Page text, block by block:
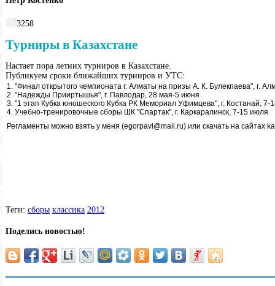
3258
Турниры в Казахстане
Настает пора летних турниров в Казахстане.
Публикуем сроки ближайших турниров и УТС:
1. "Финал открытого чемпионата г. Алматы на призы А. К. Булекпаева", г.
2. "Надежды Прииртышья", г. Павлодар, 28 мая-5 июня
3. "1 этап Кубка юношеского Кубка РК Мемориал Уфимцева", г. Костанай, 7-
4. Учебно-тренировочные сборы ШК "Спартак", г. Каркаралинск, 7-15 июля
Регламенты можно взять у меня (egorpavl@mail.ru) или скачать на сайтах
Теги: сборы классика 2012
Поделись новостью!